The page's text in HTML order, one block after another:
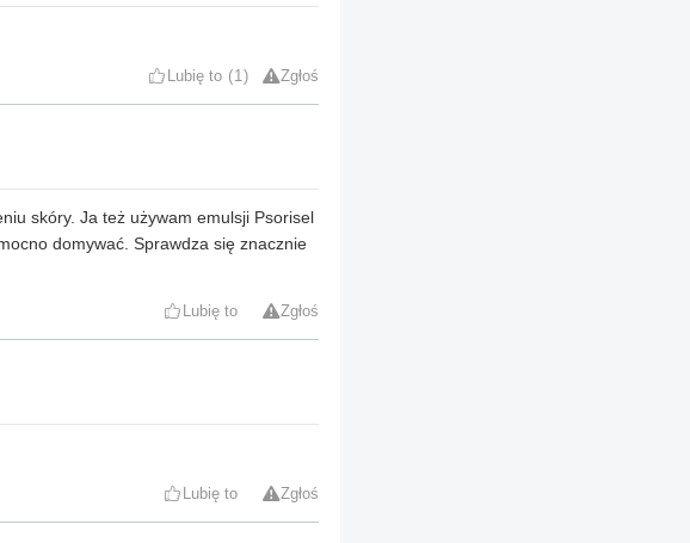
Lubię to 1 Zgłoś
skóry. Ja też używam emulsji Psorisel
domywać. Sprawdza się znacznie
Lubię to Zgłoś
Lubię to Zgłoś